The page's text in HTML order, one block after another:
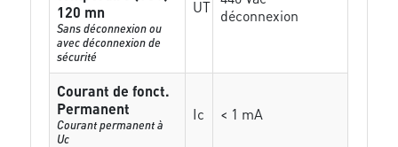
120 mn
Sans déconnexion ou
avec déconnexion de
sécurité
UT déconnexion
Courant de fonct.
Permanent
Courant permanent à
Uc
Ic < 1 mA